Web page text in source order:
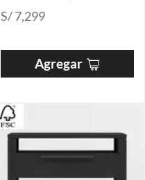
S/ 7,299
Agregar